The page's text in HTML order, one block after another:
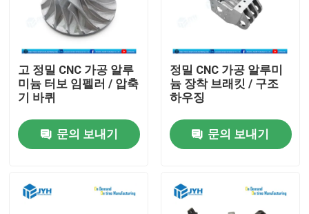
서비스
고 정밀 CNC 가공 알루
미늄 터보 임펠러 / 압축
기 바퀴
문의 보내기
정밀 CNC 가공 알루미
늄 장착 브래킷 / 구조
하우징
문의 보내기